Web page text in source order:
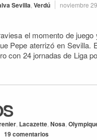
Sevilla, Verdú
noviembre
el momento de juego
Pepe aterrizó en Sevilla.
con 24 jornadas de Liga
, Lacazette, Nosa,
19 comentarios